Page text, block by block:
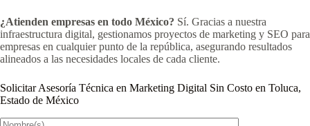
¿Atienden empresas en todo México? Sí. Gracias a nuestra
infraestructura digital, gestionamos proyectos de marketing y SEO para
empresas en cualquier punto de la república, asegurando resultados
alineados a las necesidades locales de cada cliente.
Solicitar Asesoría Técnica en Marketing Digital Sin Costo en Toluca,
Estado de México